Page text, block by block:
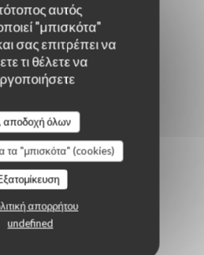
αυτός
"μπισκότα"
σας επιτρέπει να
τι θέλετε να
αποδοχή όλων
τα "μπισκότα" (cookies)
απορρήτου
undefined